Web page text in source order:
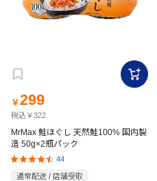
￥299
税込￥322
MrMax 鮭ほぐし 天然鮭100% 国内製
造 50g×2瓶パック
44
通常配送 / 店舗受取